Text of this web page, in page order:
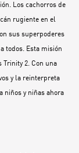
Los cachorros de
rugiente en el
sus superpoderes
todos. Esta misión
Trinity 2. Con una
y la reinterpreta
niños y niñas ahora